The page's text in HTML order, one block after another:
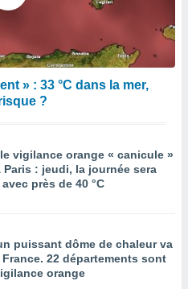
» : 33 °C dans la mer,
?
vigilance orange « canicule »
Paris : jeudi, la journée sera
près de 40 °C
puissant dôme de chaleur va
22 départements sont
orange